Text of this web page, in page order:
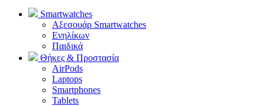
Smartwatches
Αξεσουάρ Smartwatches
Ενηλίκων
Παιδικά
Θήκες & Προστασία
AirPods
Laptops
Smartphones
Tablets